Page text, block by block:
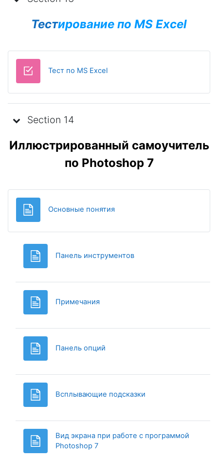
Тестирование по MS Excel
Тест по MS ExcelTest
Section 14
Иллюстрированный самоучитель
по Photoshop 7
Основные понятия
Панель инструментовPage
Примечания
Панель опций
Всплывающие подсказки
Вид экрана при работе с программой
Photoshop 7Page